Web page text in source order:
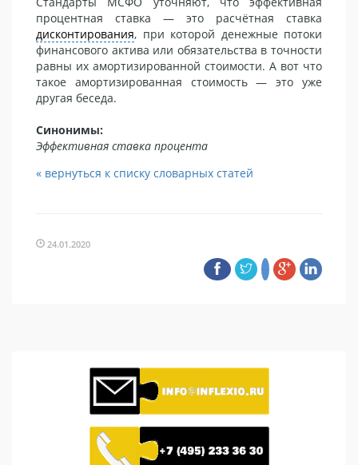
процентная ставка — это расчётная ставка
дисконтирования, при которой денежные потоки
финансового актива или обязательства в точности
равны их амортизированной стоимости. А вот что
такое амортизированная стоимость — это уже
другая беседа.
Синонимы:
Эффективная ставка процента
« вернуться к списку словарных статей
24.01.2020